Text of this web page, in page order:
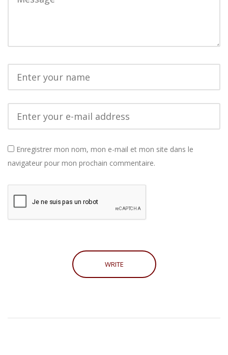
Enregistrer mon nom, mon e-mail et mon site dans le
navigateur pour mon prochain commentaire.